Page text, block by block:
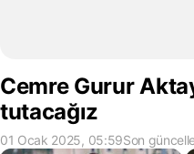
Cemre Gurur
tutacağız
01 Ocak 2025, 05:59Son